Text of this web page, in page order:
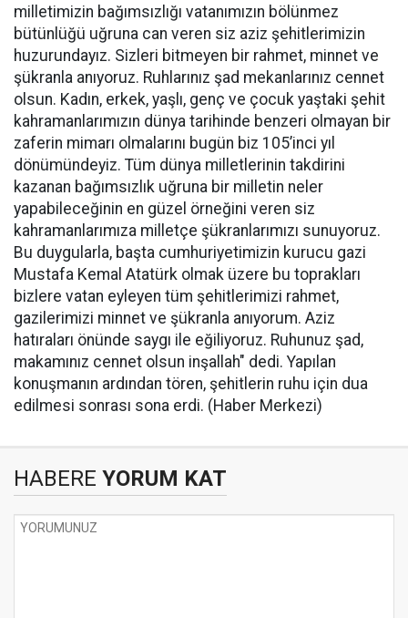
milletimizin bağımsızlığı vatanımızın bölünmez
bütünlüğü uğruna can veren siz aziz şehitlerimizin
huzurundayız. Sizleri bitmeyen bir rahmet, minnet ve
şükranla anıyoruz. Ruhlarınız şad mekanlarınız cennet
olsun. Kadın, erkek, yaşlı, genç ve çocuk yaştaki şehit
kahramanlarımızın dünya tarihinde benzeri olmayan bir
zaferin mimarı olmalarını bugün biz 105’inci yıl
dönümündeyiz. Tüm dünya milletlerinin takdirini
kazanan bağımsızlık uğruna bir milletin neler
yapabileceğinin en güzel örneğini veren siz
kahramanlarımıza milletçe şükranlarımızı sunuyoruz.
Bu duygularla, başta cumhuriyetimizin kurucu gazi
Mustafa Kemal Atatürk olmak üzere bu toprakları
bizlere vatan eyleyen tüm şehitlerimizi rahmet,
gazilerimizi minnet ve şükranla anıyorum. Aziz
hatıraları önünde saygı ile eğiliyoruz. Ruhunuz şad,
makamınız cennet olsun inşallah" dedi. Yapılan
konuşmanın ardından tören, şehitlerin ruhu için dua
edilmesi sonrası sona erdi. (Haber Merkezi)
HABERE YORUM KAT